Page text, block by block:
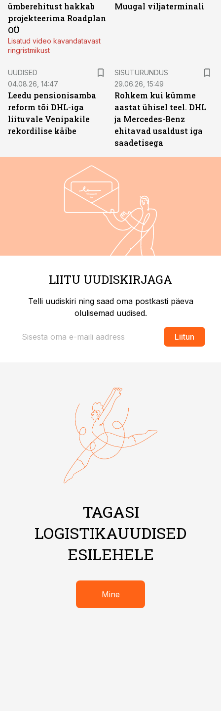
ümberehitust hakkab
projekteerima Roadplan
OÜ
Lisatud video kavandatavast
ringristmikust
Muugal viljaterminali
UUDISED
04.08.26, 14:47
Leedu pensionisamba
reform tõi DHL-iga
liituvale Venipakile
rekordilise käibe
SISUTURUNDUS
29.06.26, 15:49
Rohkem kui kümme
aastat ühisel teel. DHL
ja Mercedes-Benz
ehitavad usaldust iga
saadetisega
LIITU UUDISKIRJAGA
Telli uudiskiri ning saad oma postkasti päeva
olulisemad uudised.
Liitun
TAGASI
LOGISTIKAUUDISED
ESILEHELE
Mine